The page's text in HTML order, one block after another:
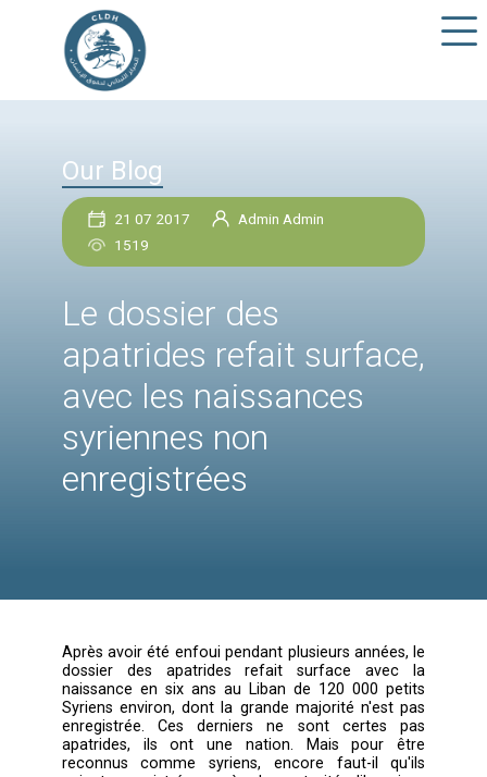
Our Blog
21 07 2017
Admin Admin
1519
Le dossier des
apatrides refait
avec les naissances
enregistrées